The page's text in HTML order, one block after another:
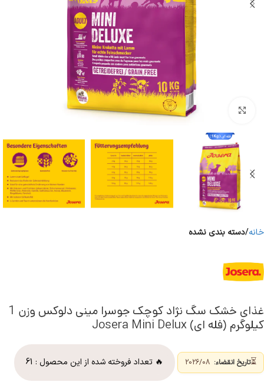
برای بزرگنمایی کلیک کنید
خانه دسته بندی نشده
غذای خشک سگ نژاد کوچک جوسرا مینی دلوکس وزن 1
کیلوگرم (فله ای) Josera Mini Delux
⏳تاریخ انقضاء: 🔥 تعداد فروخته شده از این محصول : 61